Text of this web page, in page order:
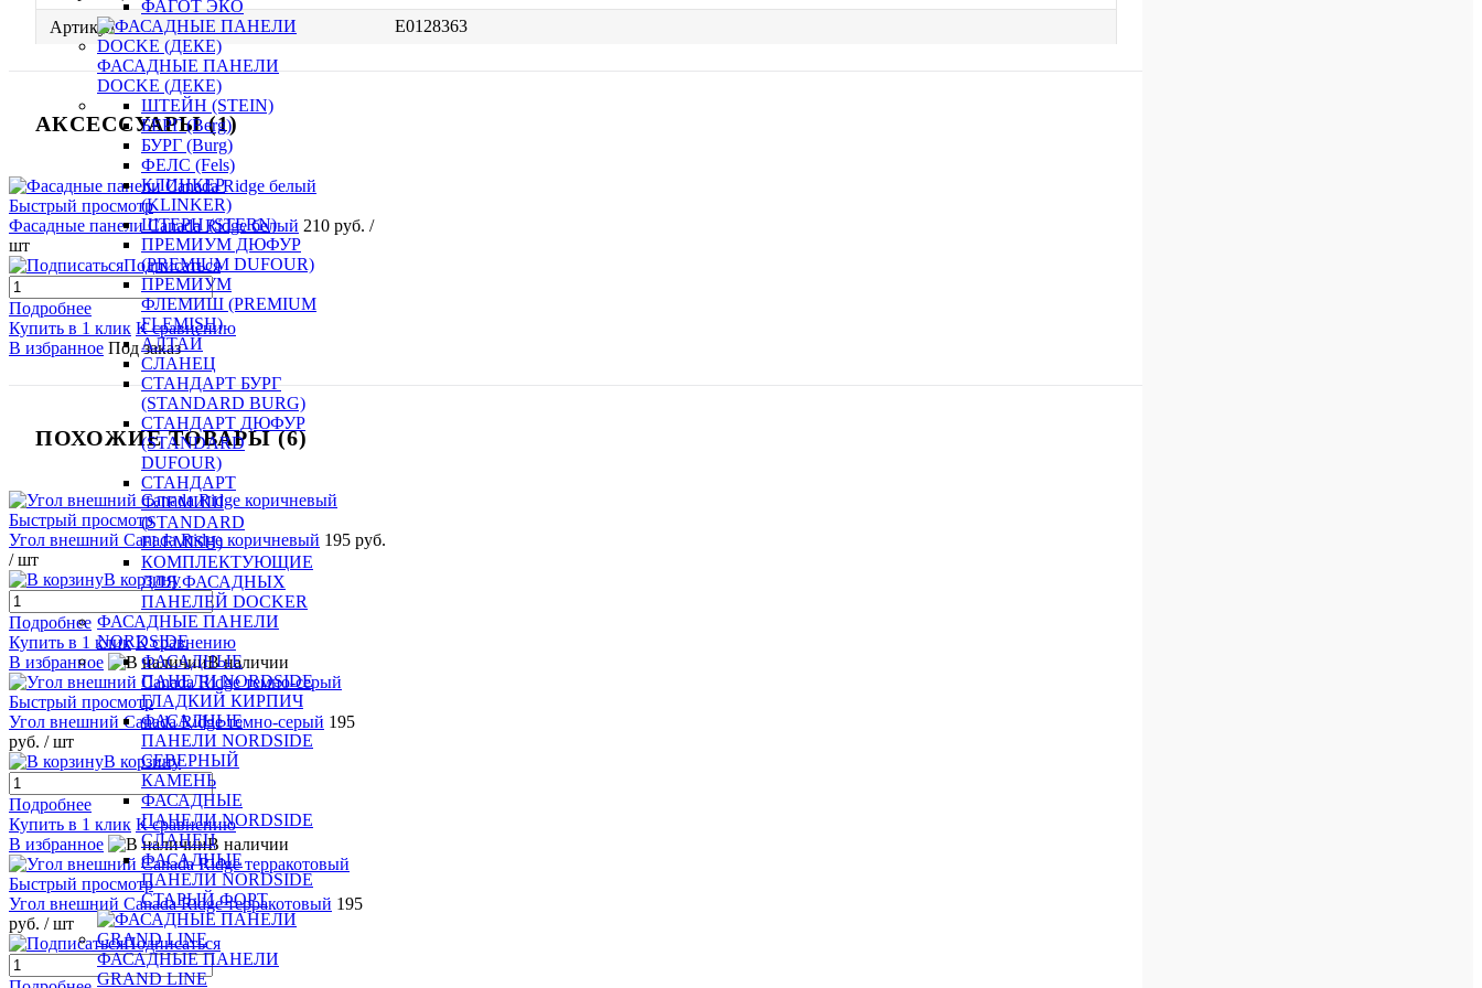
ФАГОТ ЭКО
ФАСАДНЫЕ ПАНЕЛИ
DOCKE (ДЕКЕ)
ШТЕЙН (STEIN)
БЕРГ (Berg)
БУРГ (Burg)
ФЕЛС (Fels)
КЛИНКЕР
(KLINKER)
ШТЕРН (STERN)
ПРЕМИУМ ДЮФУР
(PREMIUM DUFOUR)
ПРЕМИУМ
ФЛЕМИШ (PREMIUM
FLEMISH)
АЛТАЙ
СЛАНЕЦ
СТАНДАРТ БУРГ
(STANDARD BURG)
СТАНДАРТ ДЮФУР
(STANDARD
DUFOUR)
СТАНДАРТ
ФЛЕМИШ
(STANDARD
FLEMISH)
КОМПЛЕКТУЮЩИЕ
ДЛЯ ФАСАДНЫХ
ПАНЕЛЕЙ DOCKER
ФАСАДНЫЕ ПАНЕЛИ
NORDSIDE
ФАСАДНЫЕ
ПАНЕЛИ NORDSIDE
ГЛАДКИЙ КИРПИЧ
ФАСАДНЫЕ
ПАНЕЛИ NORDSIDE
СЕВЕРНЫЙ
КАМЕНЬ
ФАСАДНЫЕ
ПАНЕЛИ NORDSIDE
СЛАНЕЦ
ФАСАДНЫЕ
ПАНЕЛИ NORDSIDE
СТАРЫЙ ФОРТ
ФАСАДНЫЕ ПАНЕЛИ
GRAND LINE
Артикул
E0128363
АКСЕССУАРЫ (1)
Быстрый просмотр
Фасадные панели Canada Ridge белый 210 руб. /
шт
Подписаться
Подробнее
Купить в 1 клик К сравнению
В избранное Под заказ
ПОХОЖИЕ ТОВАРЫ (6)
Быстрый просмотр
Угол внешний Canada Ridge коричневый 195 руб.
/ шт
В корзину
Подробнее
Купить в 1 клик К сравнению
В избранное
В наличии
Быстрый просмотр
Угол внешний Canada Ridge темно-серый 195
руб. / шт
В корзину
Подробнее
Купить в 1 клик К сравнению
В избранное
В наличии
Быстрый просмотр
Угол внешний Canada Ridge терракотовый 195
руб. / шт
Подписаться